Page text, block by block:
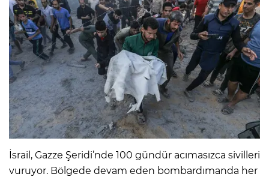
İsrail, Gazze Şeridi’nde 100 gündür acımasızca sivilleri
vuruyor. Bölgede devam eden bombardımanda her